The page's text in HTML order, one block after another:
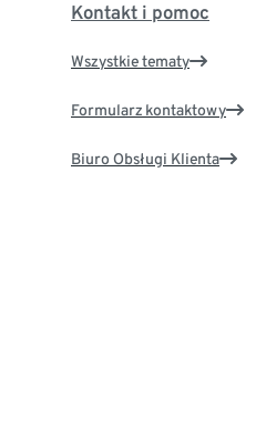
Kontakt i pomoc
Wszystkie tematy
Formularz kontaktowy
Biuro Obsługi Klienta